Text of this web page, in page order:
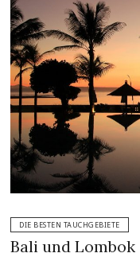
DIE BESTEN TAUCHGEBIETE
Bali und Lombok